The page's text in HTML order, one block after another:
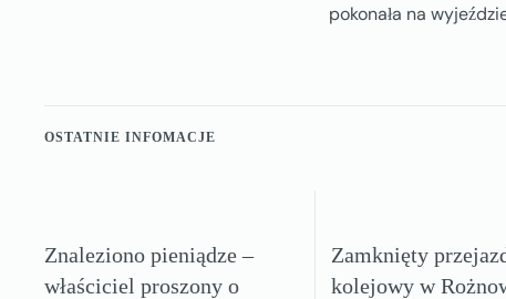
pokonała na
OSTATNIE INFOMACJE
Znaleziono pieniądze –
właściciel proszony o
Zamknięty
kolejowy w